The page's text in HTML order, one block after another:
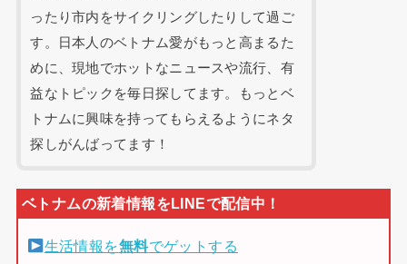
ったり市内をサイクリングしたりして過ご
す。日本人のベトナム愛がもっと高まるた
めに、現地でホットなニュースや流行、有
益なトピックを毎日探してます。もっとベ
トナムに興味を持ってもらえるようにネタ
探しがんばってます！
生活情報を無料でゲットする